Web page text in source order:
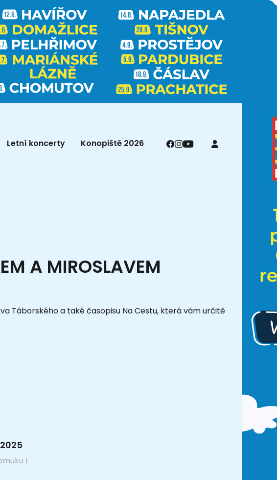
Letní koncerty Konopiště 2026
A MIROSLAVEM
Táborského a také časopisu Na Cestu, která vám určitě
I.